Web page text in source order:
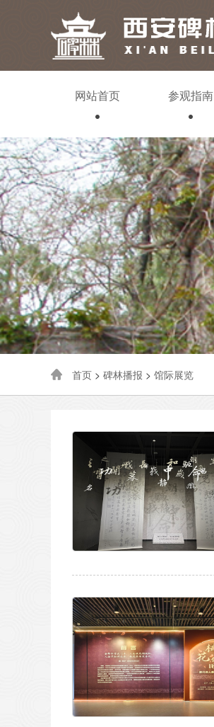
网站首页 参观指南
首页 > 碑林播报 > 馆际展览